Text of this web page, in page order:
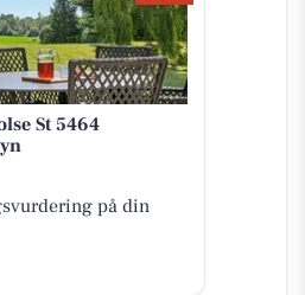
St 5464
på din